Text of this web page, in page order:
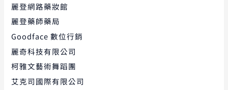
麗登網路藥妝館
麗登藥師藥局
Goodface 數位行銷
麗奇科技有限公司
柯雅文藝術舞蹈團
艾克司國際有限公司